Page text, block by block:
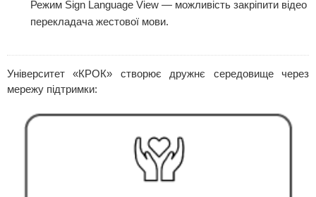
Режим Sign Language View — можливість закріпити відео
перекладача жестової мови.
Університет «КРОК» створює дружнє середовище через
мережу підтримки: